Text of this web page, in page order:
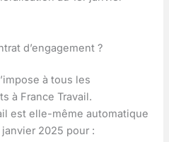
d’engagement ?
à tous les
à France Travail.
est elle-même automatique
2025 pour :